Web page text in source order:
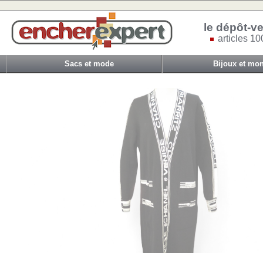
le dépôt-
articles
Sacs et mode Bijoux et